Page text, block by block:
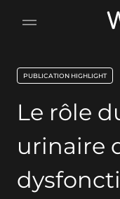
Le rôle
urinaire
PUBLICATION HIGHLIGHT